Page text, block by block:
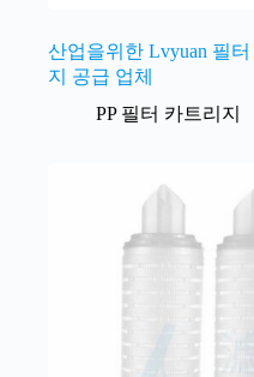
산업을위한 Lvyuan 필터
지 공급 업체
PP 필터 카트리지